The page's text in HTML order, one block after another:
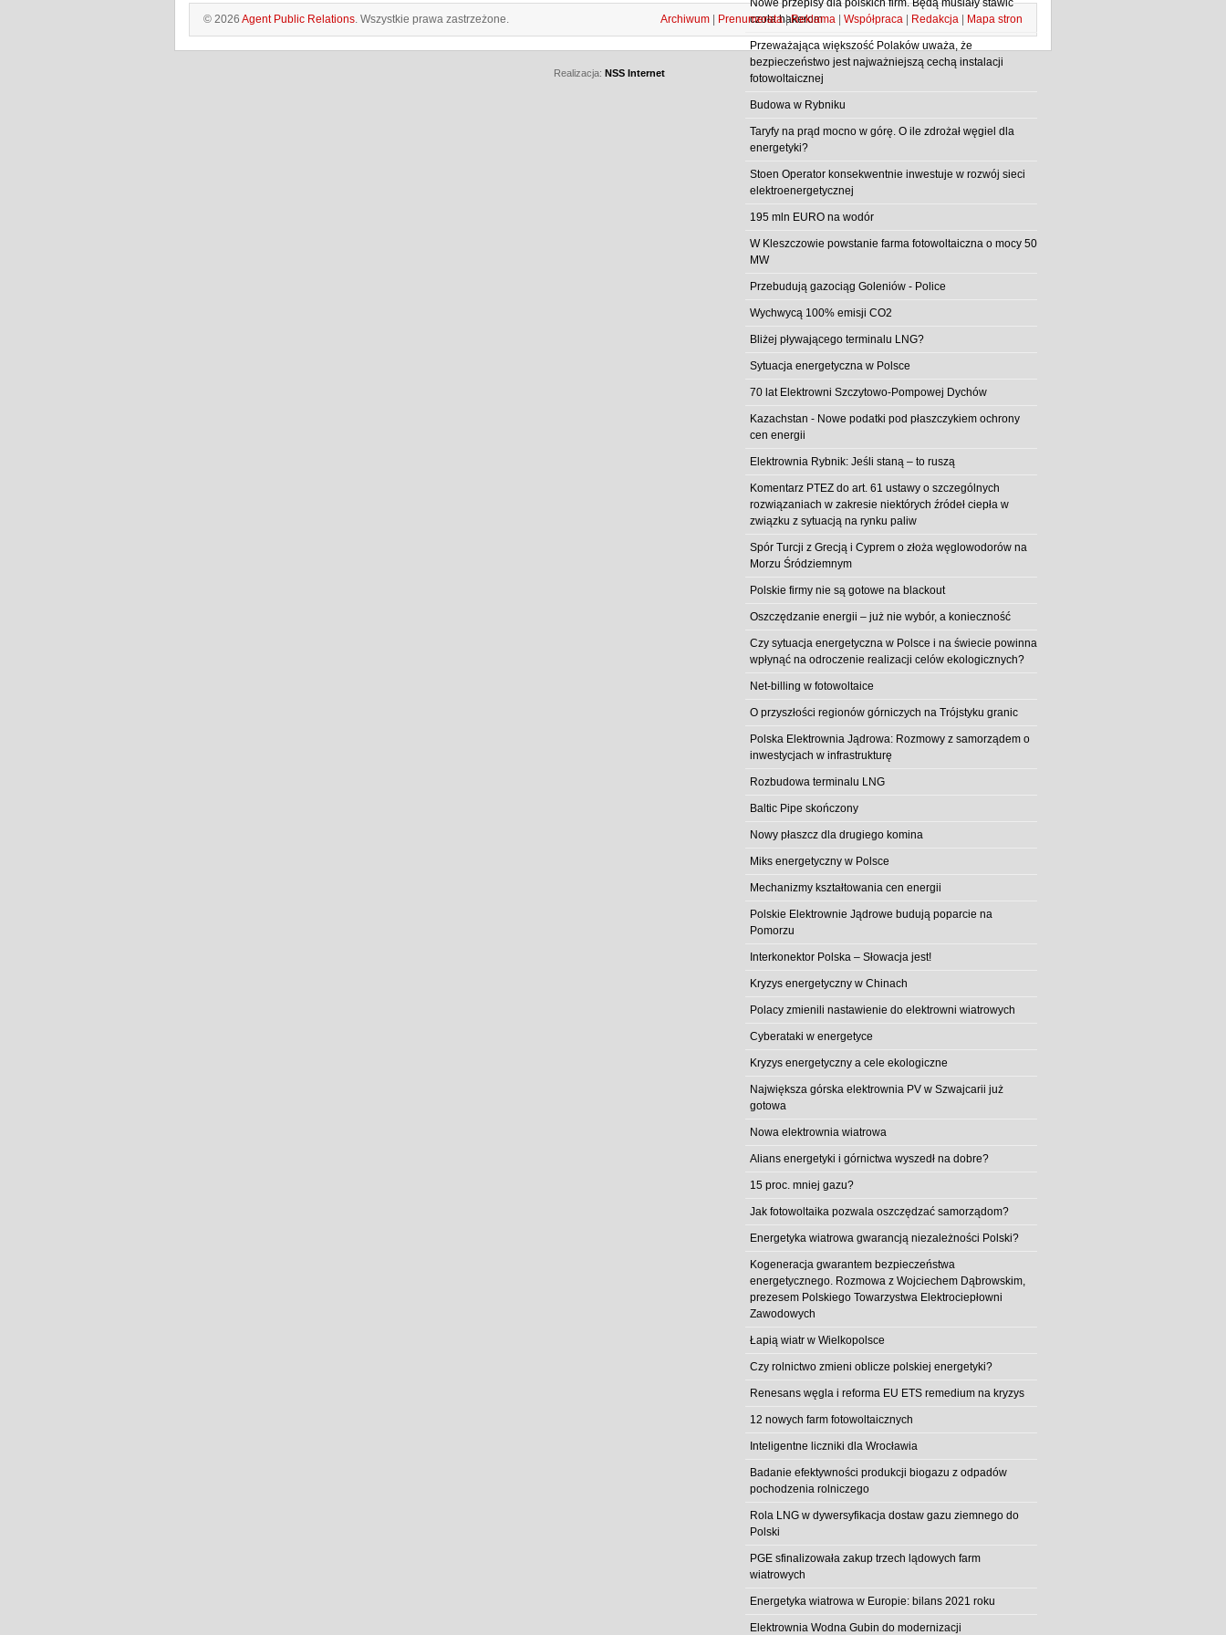
Nowe przepisy dla polskich firm. Będą musiały stawić
czoła hakerom
Przeważająca większość Polaków uważa, że
bezpieczeństwo jest najważniejszą cechą instalacji
fotowoltaicznej
Budowa w Rybniku
Taryfy na prąd mocno w górę. O ile zdrożał węgiel dla
energetyki?
Stoen Operator konsekwentnie inwestuje w rozwój sieci
elektroenergetycznej
195 mln EURO na wodór
W Kleszczowie powstanie farma fotowoltaiczna o mocy 50
MW
Przebudują gazociąg Goleniów - Police
Wychwycą 100% emisji CO2
Bliżej pływającego terminalu LNG?
Sytuacja energetyczna w Polsce
70 lat Elektrowni Szczytowo-Pompowej Dychów
Kazachstan - Nowe podatki pod płaszczykiem ochrony
cen energii
Elektrownia Rybnik: Jeśli staną – to ruszą
Komentarz PTEZ do art. 61 ustawy o szczególnych
rozwiązaniach w zakresie niektórych źródeł ciepła w
związku z sytuacją na rynku paliw
Spór Turcji z Grecją i Cyprem o złoża węglowodorów na
Morzu Śródziemnym
Polskie firmy nie są gotowe na blackout
Oszczędzanie energii – już nie wybór, a konieczność
Czy sytuacja energetyczna w Polsce i na świecie powinna
wpłynąć na odroczenie realizacji celów ekologicznych?
Net-billing w fotowoltaice
O przyszłości regionów górniczych na Trójstyku granic
Polska Elektrownia Jądrowa: Rozmowy z samorządem o
inwestycjach w infrastrukturę
Rozbudowa terminalu LNG
Baltic Pipe skończony
Nowy płaszcz dla drugiego komina
Miks energetyczny w Polsce
Mechanizmy kształtowania cen energii
Polskie Elektrownie Jądrowe budują poparcie na
Pomorzu
Interkonektor Polska – Słowacja jest!
Kryzys energetyczny w Chinach
Polacy zmienili nastawienie do elektrowni wiatrowych
Cyberataki w energetyce
Kryzys energetyczny a cele ekologiczne
Największa górska elektrownia PV w Szwajcarii już
gotowa
Nowa elektrownia wiatrowa
Alians energetyki i górnictwa wyszedł na dobre?
15 proc. mniej gazu?
Jak fotowoltaika pozwala oszczędzać samorządom?
Energetyka wiatrowa gwarancją niezależności Polski?
Kogeneracja gwarantem bezpieczeństwa
energetycznego. Rozmowa z Wojciechem Dąbrowskim,
prezesem Polskiego Towarzystwa Elektrociepłowni
Zawodowych
Łapią wiatr w Wielkopolsce
Czy rolnictwo zmieni oblicze polskiej energetyki?
Renesans węgla i reforma EU ETS remedium na kryzys
12 nowych farm fotowoltaicznych
Inteligentne liczniki dla Wrocławia
Badanie efektywności produkcji biogazu z odpadów
pochodzenia rolniczego
Rola LNG w dywersyfikacja dostaw gazu ziemnego do
Polski
PGE sfinalizowała zakup trzech lądowych farm
wiatrowych
Energetyka wiatrowa w Europie: bilans 2021 roku
Elektrownia Wodna Gubin do modernizacji
© 2026 Agent Public Relations. Wszystkie prawa zastrzeżone. Archiwum | Prenumerata|Reklama | Współpraca | Redakcja | Mapa stron
Realizacja: NSS Internet